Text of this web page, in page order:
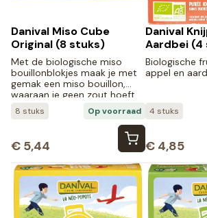
Danival Miso Cube
Original (8 stuks)
Met de biologische miso
bouillonblokjes maak je met
gemak een miso bouillon,
waaraan je geen zout hoeft
toe te voegen.
8 stuks Op voorraad
€ 5,44
Danival
Aardbei
Biologische
appel en
4 stuks
€ 4,85